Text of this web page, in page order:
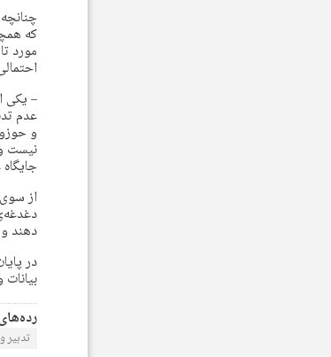
که
مورد
– یکی
عدم
و
نیست
از
دهند
در